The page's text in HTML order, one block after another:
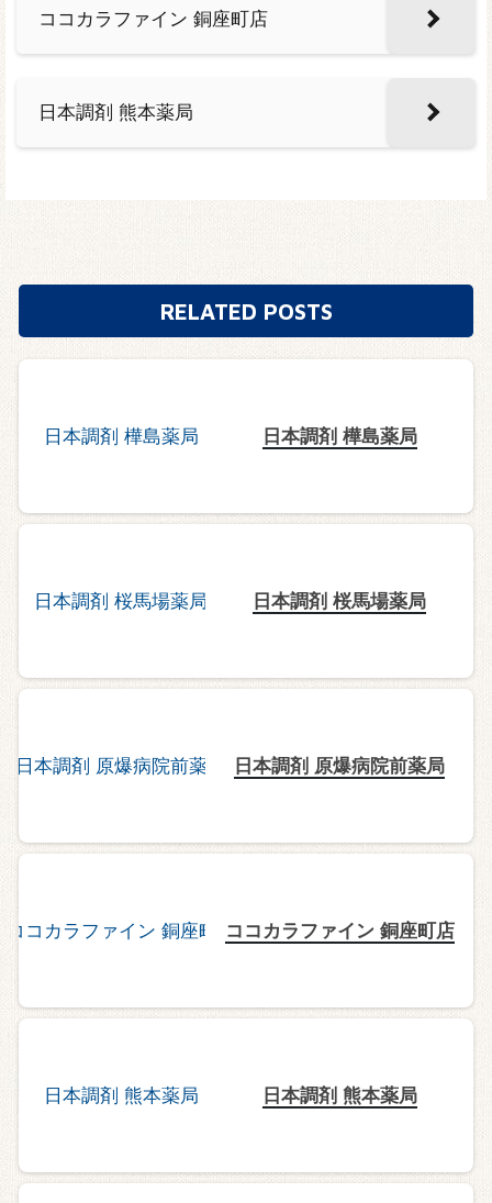
ココカラファイン 銅座町店
日本調剤 熊本薬局
RELATED POSTS
日本調剤 樺島薬局
日本調剤 桜馬場薬局
日本調剤 原爆病院前薬局
ココカラファイン 銅座町店
日本調剤 熊本薬局